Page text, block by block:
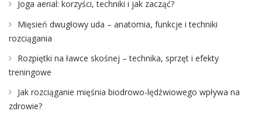
Joga aerial: korzyści, techniki i jak zacząć?
Mięsień dwugłowy uda – anatomia, funkcje i techniki
rozciągania
Rozpiętki na ławce skośnej – technika, sprzęt i efekty
treningowe
Jak rozciąganie mięśnia biodrowo-lędźwiowego wpływa na
zdrowie?